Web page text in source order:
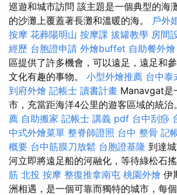
巡遊和城市訪問 該主題是一個典型的海
的沙灘上覆蓋著長灘和溫暖的海。 戶外
按摩 花葬陽明山 按摩課 拔罐教學 房間
經歷 台胞證申請 外燴buffet 自助餐外燴
區提供了許多機會，可以遠足，遠足和
文化有趣的事物。 小型外燴推薦 台中泰
到府外燴 記帳士 讀書計畫 Manavgat是
市，充當距海洋4公里的遊客區域的統治
薦 自助搬家 記帳士 講義 pdf 台中刮痧
中式外燴菜單 整脊師證照 台中 整骨 記
概要 台中筋膜刀放鬆 台胞證基隆 到達
河立即將遠足船的河融化，等待綠松石
筋 北投 按摩 整復推拿南屯 桃園外燴 伊
洲相遇，是一個可靠而獨特的城市，每